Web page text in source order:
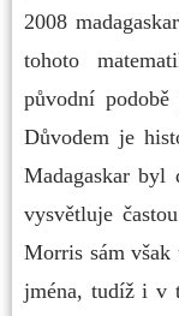
2008
tohoto
původní
Důvodem je
Madagaskar byl
vysvětluje
Morris sám však
jména, tudíž i v